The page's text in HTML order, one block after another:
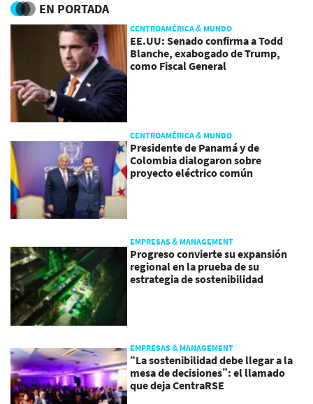
EN PORTADA
CENTROAMÉRICA & MUNDO
EE.UU: Senado confirma a Todd
Blanche, exabogado de Trump,
como Fiscal General
CENTROAMÉRICA & MUNDO
Presidente de Panamá y de
Colombia dialogaron sobre
proyecto eléctrico común
EMPRESAS & MANAGEMENT
Progreso convierte su expansión
regional en la prueba de su
estrategia de sostenibilidad
EMPRESAS & MANAGEMENT
“La sostenibilidad debe llegar a la
mesa de decisiones”: el llamado
que deja CentraRSE